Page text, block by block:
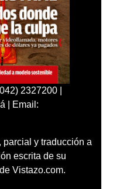
2327200 |
| Email:
parcial y traducción a
escrita de su
Vistazo.com.